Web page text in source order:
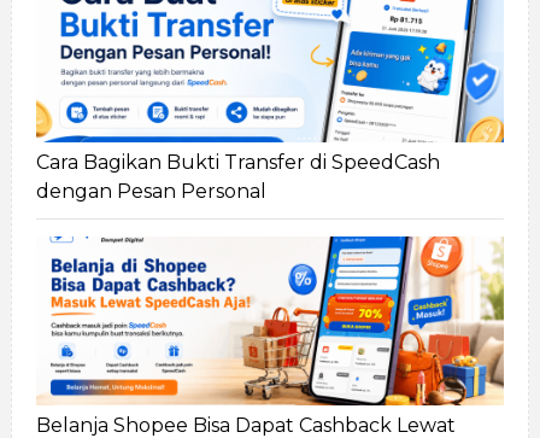
Cara Bagikan Bukti Transfer di SpeedCash
dengan Pesan Personal
Belanja Shopee Bisa Dapat Cashback Lewat